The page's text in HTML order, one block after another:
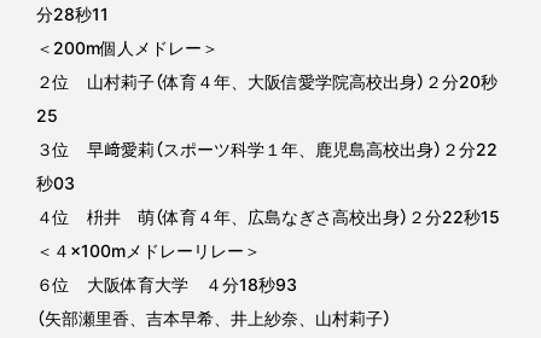
分28秒11
＜200m個人メドレー＞
２位 山村莉子（体育４年、大阪信愛学院高校出身）２分20秒
25
３位 早﨑愛莉（スポーツ科学１年、鹿児島高校出身）２分22
秒03
４位 枡井 萌（体育４年、広島なぎさ高校出身）２分22秒15
＜４×100mメドレーリレー＞
６位 大阪体育大学 ４分18秒93
（矢部瀬里香、吉本早希、井上紗奈、山村莉子）